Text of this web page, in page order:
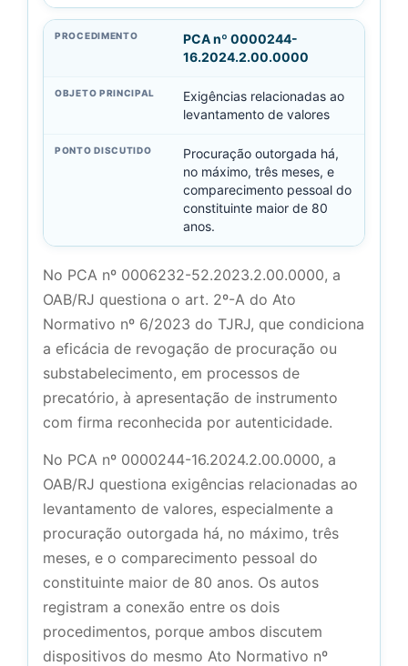
PCA nº 0000244-
16.2024.2.00.0000
Exigências relacionadas ao
levantamento de valores
Procuração outorgada há,
no máximo, três meses, e
comparecimento pessoal do
constituinte maior de 80
anos.
No PCA nº 0006232-52.2023.2.00.0000, a
OAB/RJ questiona o art. 2º-A do Ato
Normativo nº 6/2023 do TJRJ, que condiciona
a eficácia de revogação de procuração ou
substabelecimento, em processos de
precatório, à apresentação de instrumento
com firma reconhecida por autenticidade.
No PCA nº 0000244-16.2024.2.00.0000, a
OAB/RJ questiona exigências relacionadas ao
levantamento de valores, especialmente a
procuração outorgada há, no máximo, três
meses, e o comparecimento pessoal do
constituinte maior de 80 anos. Os autos
registram a conexão entre os dois
procedimentos, porque ambos discutem
dispositivos do mesmo Ato Normativo nº